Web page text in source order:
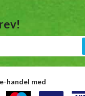
handel med